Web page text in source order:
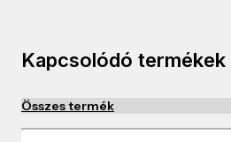
Kapcsolódó termékek
Összes termék